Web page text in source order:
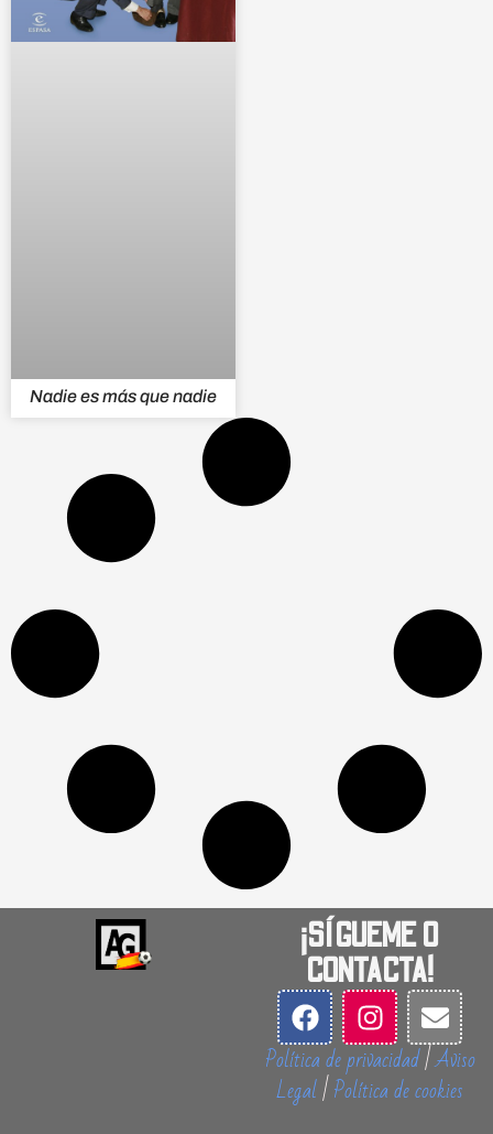
Nadie es más que nadie
¡SÍGUEME O
CONTACTA!
Política de privacidad|Aviso
Legal|Política de cookies